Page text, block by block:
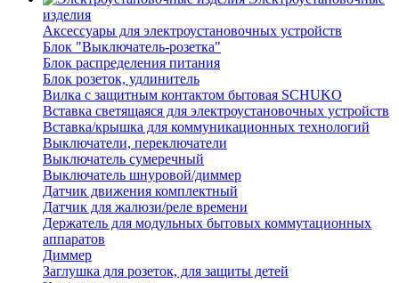
изделия
Аксессуары для электроустановочных устройств
Блок "Выключатель-розетка"
Блок распределения питания
Блок розеток, удлинитель
Вилка с защитным контактом бытовая SCHUKO
Вставка светящаяся для электроустановочных устройств
Вставка/крышка для коммуникационных технологий
Выключатели, переключатели
Выключатель сумеречный
Выключатель шнуровой/диммер
Датчик движения комплектный
Датчик для жалюзи/реле времени
Держатель для модульных бытовых коммутационных
аппаратов
Диммер
Заглушка для розеток, для защиты детей